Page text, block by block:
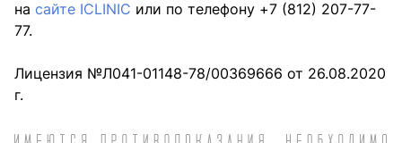
на сайте ICLINIC или по телефону +7 (812) 207-77-
77.
Лицензия №Л041-01148-78/00369666 от 26.08.2020
г.